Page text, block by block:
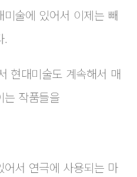
술에 있어서 이제는 빼
.
현대미술도 계속해서 매
는 작품들을
서 연극에 사용되는 마